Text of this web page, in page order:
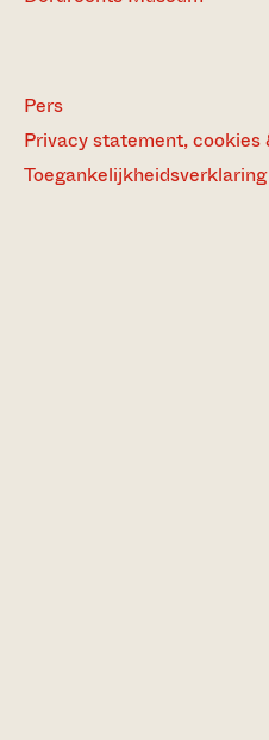
Pers
Privacy statement, cookies
Toegankelijkheidsverklaring